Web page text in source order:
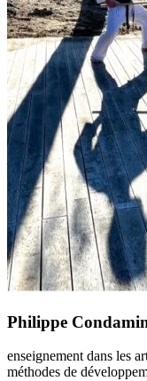
Philippe
enseignement dans les
méthodes de